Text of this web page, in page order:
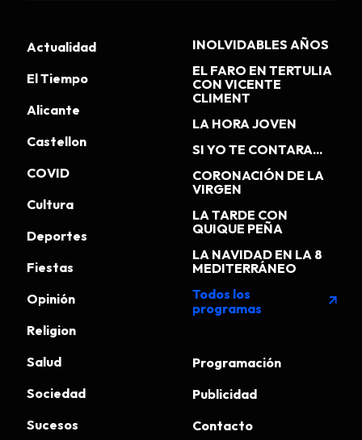
Actualidad
El Tiempo
Alicante
Castellon
COVID
Cultura
Deportes
Fiestas
Opinión
Religion
Salud
Sociedad
Sucesos
INOLVIDABLES AÑOS
EL FARO EN TERTULIA
CON VICENTE
CLIMENT
LA HORA JOVEN
SI YO TE CONTARA...
CORONACIÓN DE LA
VIRGEN
LA TARDE CON
QUIQUE PEÑA
LA NAVIDAD EN LA 8
MEDITERRÁNEO
Todos los
programas
arrow_outward
Programación
Publicidad
Contacto